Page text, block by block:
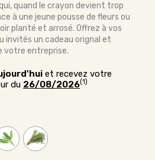
quand le crayon devient trop
à une jeune pousse de fleurs ou
planté et arrosé. Offrez à vos
invités un cadeau orignal et
votre entreprise.
et recevez votre
du 26/08/2026(1)